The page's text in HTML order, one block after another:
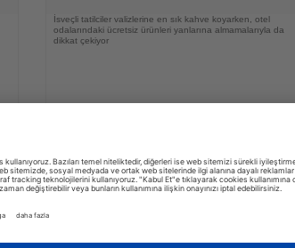
İsveçli tatilciler valizlerine en sık kahve koyarken, otel
odalarındaki ücretsiz ürünleri yanlarına almamalarıyla da
dikkat çekiyor